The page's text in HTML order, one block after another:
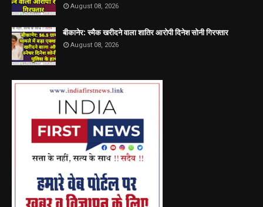
August 08, 2026
बीकानेर: स्मैक खरीदने वाला शातिर आरोपी दिनेश सोनी गिरफ्तार
August 08, 2026